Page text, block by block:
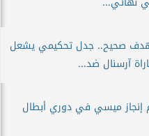
صحيح.. جدل تحكيمي يشعل
آرسنال ضد...
إنجاز ميسي في دوري أبطال